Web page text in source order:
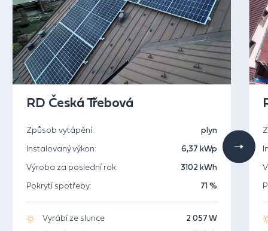
RD Česká Třebová
Způsob vytápění:
plyn
Instalovaný výkon:
6,37 kWp
Výroba za poslední rok:
3102 kWh
Pokrytí spotřeby:
71 %
Vyrábí ze slunce
2 057 W